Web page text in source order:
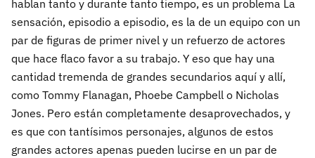
hablan tanto y durante tanto tiempo, es un problema La
sensación, episodio a episodio, es la de un equipo con un
par de figuras de primer nivel y un refuerzo de actores
que hace flaco favor a su trabajo. Y eso que hay una
cantidad tremenda de grandes secundarios aquí y allí,
como Tommy Flanagan, Phoebe Campbell o Nicholas
Jones. Pero están completamente desaprovechados, y
es que con tantísimos personajes, algunos de estos
grandes actores apenas pueden lucirse en un par de